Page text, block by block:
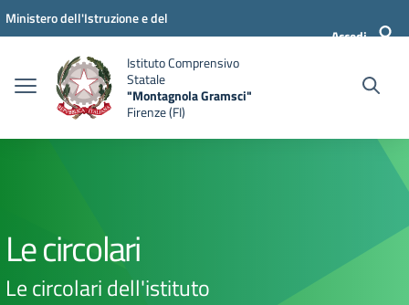
Vai ai contenuti
Vai al menu di navigazione
Vai al footer
Ministero dell'Istruzione e del
Accedi
Istituto Comprensivo
Statale
"Montagnola Gramsci"
Firenze (FI)
Le circolari
Le circolari dell'istituto